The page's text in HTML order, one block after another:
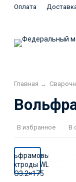
Оплата
Главная →
В избранное В